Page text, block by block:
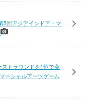
回アジアインドア・マ
トラウンドを1位で突
ーシャルアーツゲーム